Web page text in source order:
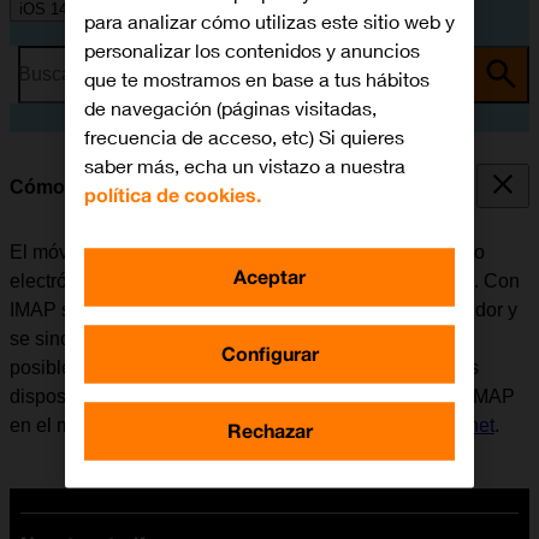
iOS 14.0
Busca por problema o tema
Cómo configurar el correo electrónico IMAP
El móvil se puede configurar para enviar y recibir correo
electrónico desde varias cuentas de correo electrónico. Con
IMAP se conservan los correos electrónicos en el servidor y
se sincronizan entre todos los dispositivos. Por eso es
posible tener acceso al correo electrónico desde varios
dispositivos. Antes de configurar el correo electrónico IMAP
en el móvil, es necesario
configurar el móvil para internet.
para analizar cómo utilizas este sitio web y
personalizar los contenidos y anuncios
que te mostramos en base a tus hábitos
de navegación (páginas visitadas,
frecuencia de acceso, etc) Si quieres
saber más, echa un vistazo a nuestra
política de cookies.
Configurar
Rechazar
Aceptar